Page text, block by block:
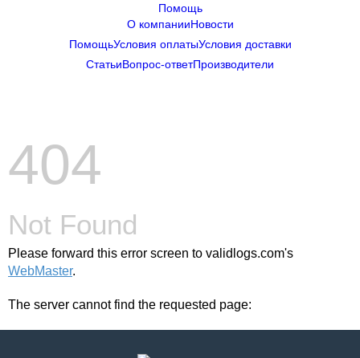
Помощь
О компанииНовости
ПомощьУсловия оплатыУсловия доставки
СтатьиВопрос-ответПроизводители
404
Not Found
Please forward this error screen to validlogs.com's
WebMaster.
The server cannot find the requested page: